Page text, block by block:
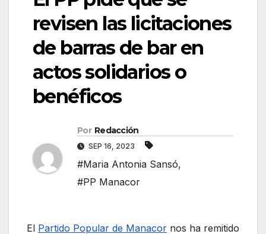
revisen las licitaciones
de barras de bar en
actos solidarios o
benéficos
Por Redacción
SEP 16, 2023
#Maria Antonia Sansó,
#PP Manacor
El Partido Popular de Manacor nos ha remitido